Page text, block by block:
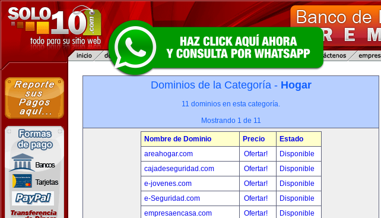
Dominios de la Categoría - Hogar
11 dominios en esta categoría.
Mostrando 1 de 11
Nombre de Dominio Precio
Estado
areahogar.com
Ofertar!
Disponible
cajadeseguridad.com
Ofertar!
Disponible
e-jovenes.com
Ofertar!
Disponible
e-Seguridad.com
Ofertar!
Disponible
empresaencasa.com
Ofertar!
Disponible